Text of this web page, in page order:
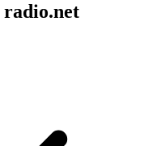
radio.net